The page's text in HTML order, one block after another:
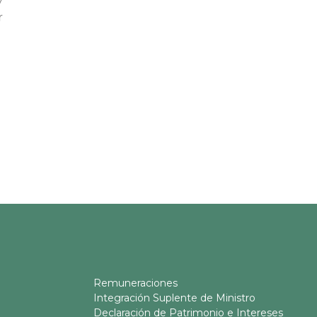
Remuneraciones
Integración Suplente de Ministro
Declaración de Patrimonio e Intereses